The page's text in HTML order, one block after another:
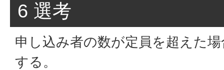
6 選考
申し込み者の数が定員を超えた
する。